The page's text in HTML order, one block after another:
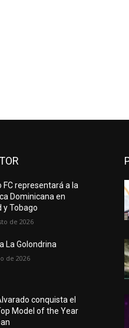
FC representará a la
Dominicana en
y Tobago
de 2026
La Golondrina
de 2026
conquista el
Model of the Year